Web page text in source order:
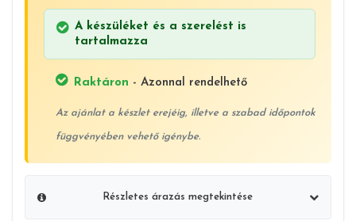
A készüléket és a szerelést is
tartalmazza
Raktáron - Azonnal rendelhető
Az ajánlat a készlet erejéig, illetve a szabad időpontok
függvényében vehető igénybe.
Részletes árazás megtekintése